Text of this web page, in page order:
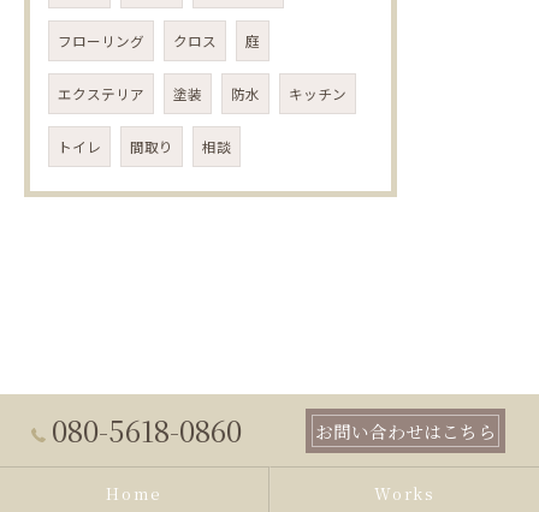
フローリング クロス 庭
エクステリア 塗装 防水 キッチン
トイレ 間取り 相談
080-5618-0860 お問い合わせはこちら
Home Works